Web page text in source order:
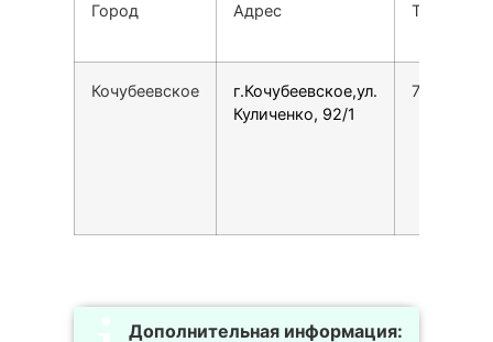
Город Адрес Телефон
Кочубеевское
г.Кочубеевское,ул.
Куличенко, 92/1
Дополнительная информация: